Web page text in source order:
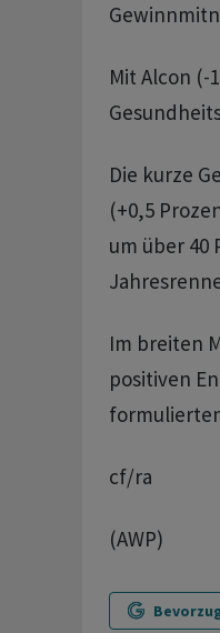
Mit Alcon (-
Die kurze
(+0,5
um über 40
Im breiten
positiven
cf/ra
(AWP)